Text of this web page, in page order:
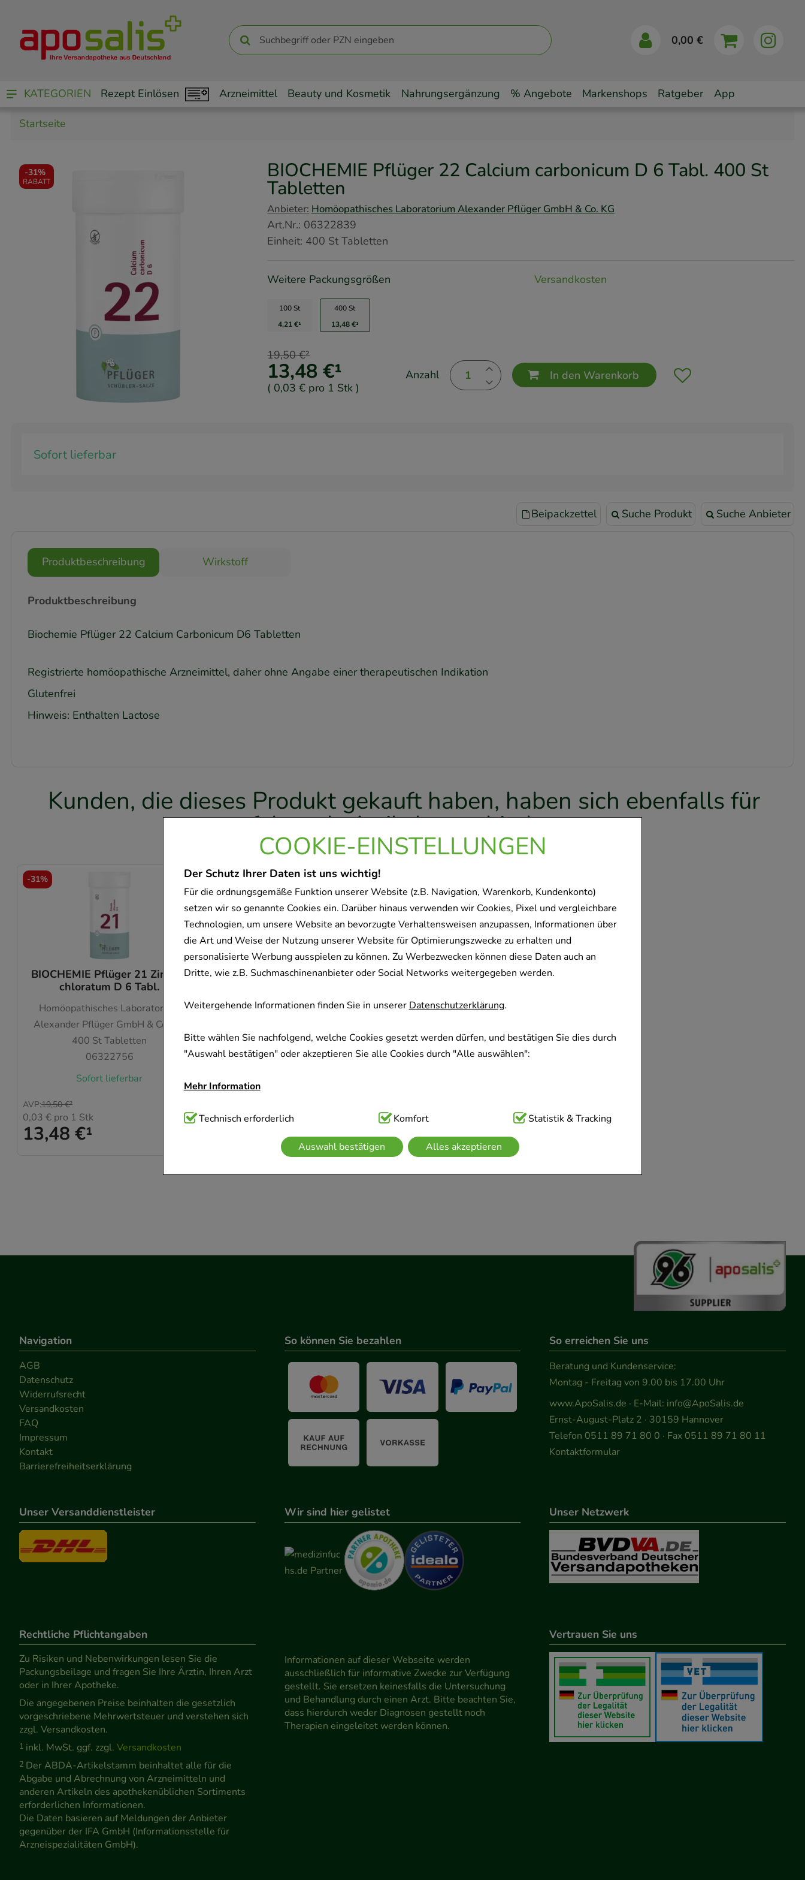
COOKIE-EINSTELLUNGEN
Der Schutz Ihrer Daten ist uns wichtig!
Für die ordnungsgemäße Funktion unserer Website (z.B. Navigation, Warenkorb, Kundenkonto)
setzen wir so genannte Cookies ein. Darüber hinaus verwenden wir Cookies, Pixel und vergleichbare
Technologien, um unsere Website an bevorzugte Verhaltensweisen anzupassen, Informationen über
die Art und Weise der Nutzung unserer Website für Optimierungszwecke zu erhalten und
personalisierte Werbung ausspielen zu können. Zu Werbezwecken können diese Daten auch an
Dritte, wie z.B. Suchmaschinenanbieter oder Social Networks weitergegeben werden.
Weitergehende Informationen finden Sie in unsererDatenschutzerklärung.
Bitte wählen Sie nachfolgend, welche Cookies gesetzt werden dürfen, und bestätigen Sie dies durch
"Auswahl bestätigen" oder akzeptieren Sie alle Cookies durch "Alle auswählen":
Mehr Information
Technisch Notwendig:Hierbei handelt es sich um Cookies, die für die Grundfunktionen unserer
Website notwendig sind (z.B. Navigation, Warenkorb, Kundenkonto), weshalb auf diese nicht
verzichtet werden kann.
Technisch erforderlich Komfort Statistik & Tracking
Auswahl bestätigen Alles akzeptieren
0,00 €
KATEGORIEN Rezept Einlösen Arzneimittel Beauty und Kosmetik Nahrungsergänzung % Angebote Markenshops Ratgeber App
Startseite
-31%
RABATT BIOCHEMIE Pflüger 22 Calcium carbonicum D 6 Tabl. 400 St
Tabletten
Anbieter: Homöopathisches Laboratorium Alexander Pflüger GmbH & Co. KG
Art.Nr.: 06322839
Einheit: 400 StTabletten
Weitere Packungsgrößen Versandkosten
100 St
4,21 €¹
400 St
13,48 €¹
13,48 €¹
19,50 €²
( 0,03 € pro 1 Stk )
Anzahl In den Warenkorb
Sofort lieferbar
Beipackzettel Suche Produkt Suche Anbieter
Produktbeschreibung Wirkstoff
Produktbeschreibung
Biochemie Pflüger 22 Calcium Carbonicum D6 Tabletten
Registrierte homöopathische Arzneimittel, daher ohne Angabe einer therapeutischen Indikation
Glutenfrei
Hinweis: Enthalten Lactose
Kunden, die dieses Produkt gekauft haben, haben sich ebenfalls für
folgende Artikel entschieden
BIOCHEMIE Pflüger 21 Zincum
chloratum D 6 Tabl.
Homöopathisches Laboratorium
Alexander Pflüger GmbH & Co. KG
400 StTabletten
06322756
Sofort lieferbar
13,48 €¹
AVP:19,50 €²
0,03 € pro 1 Stk
-31%
BIOCHEMIE Pflüger 11 Silicea D
Homöopathisches Laboratorium
1000St Tabletten
06320065
24,23 €¹
0,02 €pro 1 Stk
-27%
BIOCHEMIE Pflüger 7 Magnesium
Homöopathisches Laboratorium
1000St Tabletten
06319352
24,23 €¹
0,02 €
Navigation
AGB
Datenschutz
Widerrufsrecht
Versandkosten
FAQ
Impressum
Kontakt
Barrierefreiheitserklärung
So können Sie bezahlen So erreichen Sie uns
Beratung und Kundenservice:
Montag - Freitag von 9.00 bis 17.00 Uhr
www.ApoSalis.de · E-Mail: info@ApoSalis.de
Ernst-August-Platz 2 · 30159 Hannover
Telefon 0511 89 71 80 0 · Fax 0511 89 71 80 11
Kontaktformular
Unser Versanddienstleister Wir sind hier gelistet Unser Netzwerk
Rechtliche Pflichtangaben
Zu Risiken und Nebenwirkungen lesen Sie die
Packungsbeilage und fragen Sie Ihre Ärztin, Ihren Arzt
oder in Ihrer Apotheke.
Die angegebenen Preise beinhalten die gesetzlich
vorgeschriebene Mehrwertsteuer und verstehen sich
zzgl. Versandkosten.
1 inkl. MwSt. ggf. zzgl. Versandkosten
2 Der ABDA-Artikelstamm beinhaltet alle für die
Abgabe und Abrechnung von Arzneimitteln und
anderen Artikeln des apothekenüblichen Sortiments
erforderlichen Informationen.
Die Daten basieren auf Meldungen der Anbieter
gegenüber der IFA GmbH (Informationsstelle für
Arzneispezialitäten GmbH).
Informationen auf dieser Webseite werden
ausschließlich für informative Zwecke zur Verfügung
gestellt. Sie ersetzen keinesfalls die Untersuchung
und Behandlung durch einen Arzt. Bitte beachten Sie,
dass hierdurch weder Diagnosen gestellt noch
Therapien eingeleitet werden können.
Vertrauen Sie uns